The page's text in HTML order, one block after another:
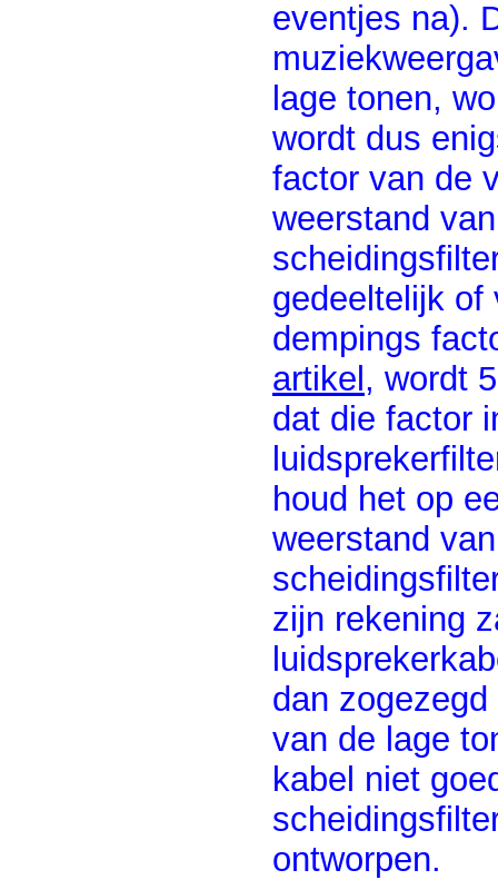
eventjes na).
lage tonen,
wordt dus
factor van de
weerstand
gedeeltelijk of
dempings
artikel , wordt
dat die factor
houd het op
weerstand
zijn rekening
dan
van de lage
kabel niet
ontworpen.